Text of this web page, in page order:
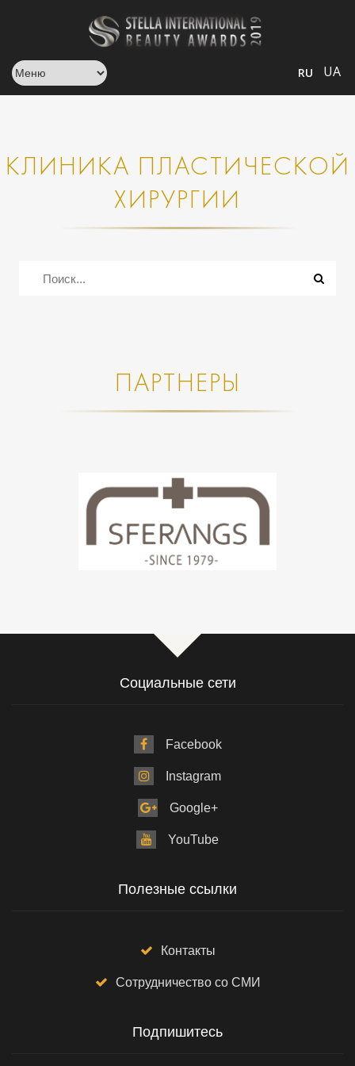
RU UA
КЛИНИКА ПЛАСТИЧЕСКОЙ
ХИРУРГИИ
ПАРТНЕРЫ
Социальные сети
Facebook
Instagram
Google+
YouTube
Полезные ссылки
Контакты
Сотрудничество со СМИ
Подпишитесь